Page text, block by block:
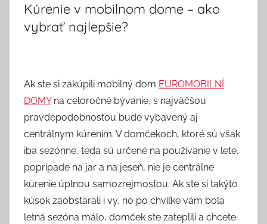
Kúrenie v mobilnom dome – ako
vybrať najlepšie?
Ak ste si zakúpili mobilný dom EUROMOBILNÍ
DOMYna celoročné bývanie, s najväčšou
pravdepodobnosťou bude vybavený aj
centrálnym kúrením. V domčekoch, ktoré sú však
iba sezónne, teda sú určené na používanie v lete,
poprípade na jar a na jeseň, nie je centrálne
kúrenie úplnou samozrejmosťou. Ak ste si takýto
kúsok zaobstarali i vy, no po chvíľke vám bola
letná sezóna málo, domček ste zateplili a chcete